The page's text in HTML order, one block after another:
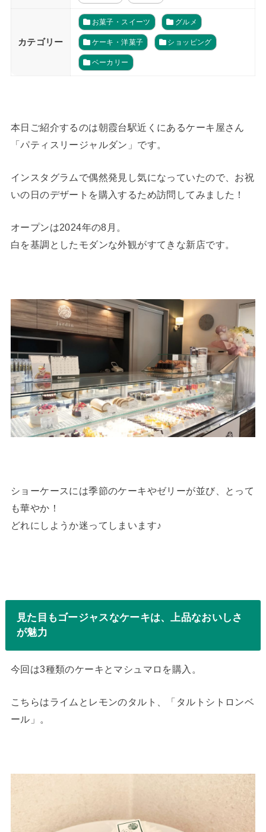
カテゴリー
お菓子・スイーツ グルメ
ケーキ・洋菓子 ショッピング
ベーカリー
本日ご紹介するのは朝霞台駅近くにあるケーキ屋さん
「パティスリージャルダン」です。
インスタグラムで偶然発見し気になっていたので、お祝
いの日のデザートを購入するため訪問してみました！
オープンは2024年の8月。
白を基調としたモダンな外観がすてきな新店です。
ショーケースには季節のケーキやゼリーが並び、とって
も華やか！
どれにしようか迷ってしまいます♪
見た目もゴージャスなケーキは、上品なおいしさ
が魅力
今回は3種類のケーキとマシュマロを購入。
こちらはライムとレモンのタルト、「タルトシトロンベ
ール」。